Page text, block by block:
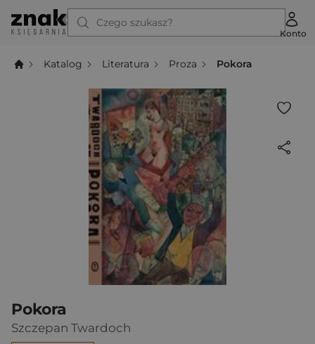
Czego szukasz?
Konto
Katalog Literatura Proza Pokora
Pokora
Szczepan Twardoch